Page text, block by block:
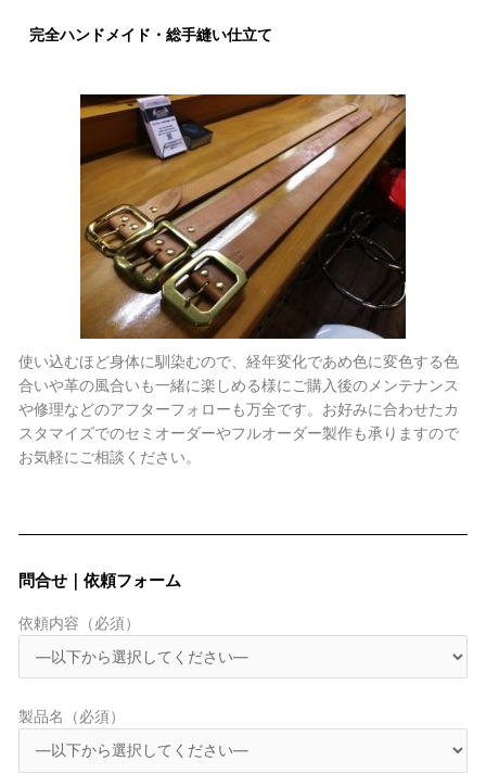
完全ハンドメイド・総手縫い仕立て
使い込むほど身体に馴染むので、経年変化であめ色に変色する色
合いや革の風合いも一緒に楽しめる様にご購入後のメンテナンス
や修理などのアフターフォローも万全です。お好みに合わせたカ
スタマイズでのセミオーダーやフルオーダー製作も承りますので
お気軽にご相談ください。
問合せ｜依頼フォーム
依頼内容（必須）
製品名（必須）